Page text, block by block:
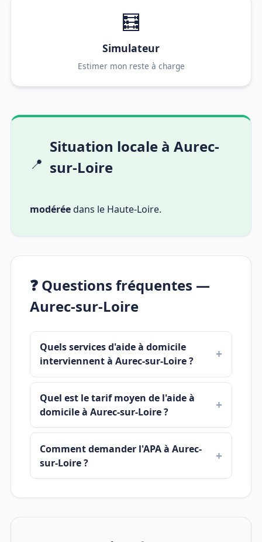
🧮
Simulateur
Estimer mon reste à charge
📍
Situation locale à Aurec-
sur-Loire
modéréedans le Haute-Loire.
❓ Questions fréquentes —
Aurec-sur-Loire
Quels services d'aide à domicile
interviennent à Aurec-sur-Loire ?
Quel est le tarif moyen de l'aide à
domicile à Aurec-sur-Loire ?
Comment demander l'APA à Aurec-
sur-Loire ?